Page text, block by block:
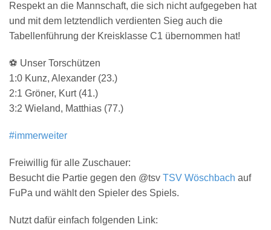
Respekt an die Mannschaft, die sich nicht aufgegeben hat
und mit dem letztendlich verdienten Sieg auch die
Tabellenführung der Kreisklasse C1 übernommen hat!
⚽ Unser Torschützen
1:0 Kunz, Alexander (23.)
2:1 Gröner, Kurt (41.)
3:2 Wieland, Matthias (77.)
#immerweiter
Freiwillig für alle Zuschauer:
Besucht die Partie gegen den @tsv TSV Wöschbach auf
FuPa und wählt den Spieler des Spiels.
Nutzt dafür einfach folgenden Link: